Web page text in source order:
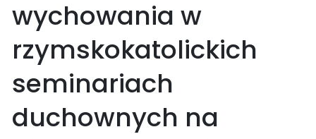
wychowania w
rzymskokatolickich
seminariach
duchownych na